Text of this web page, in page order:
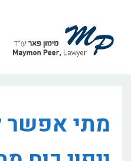
מתי אפשר